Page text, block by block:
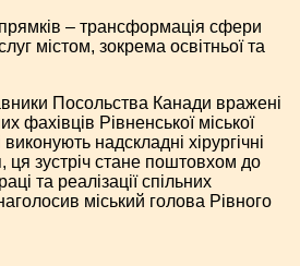
– трансформація сфери
містом, зокрема освітньої та
Посольства Канади вражені
фахівців Рівненської міської
виконують надскладні хірургічні
ця зустріч стане поштовхом до
та реалізації спільних
міський голова Рівного